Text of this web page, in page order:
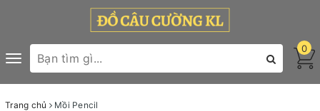
Toggle
navigation
0
Trang chủ Mồi Pencil